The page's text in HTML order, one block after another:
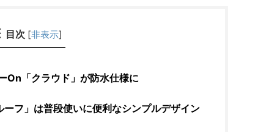
目次 [非表示]
On「クラウド」が防水仕様に
フ」は普段使いに便利なシンプルデザイン